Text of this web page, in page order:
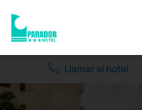
Llamar al hotel